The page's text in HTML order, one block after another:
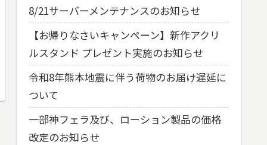
8/21サーバーメンテナンスのお知らせ
【お帰りなさいキャンペーン】新作アクリ
ルスタンド プレゼント実施のお知らせ
令和8年熊本地震に伴う荷物のお届け遅延に
ついて
一部神フェラ及び、ローション製品の価格
改定のお知らせ